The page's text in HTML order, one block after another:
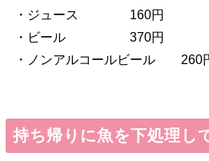
・ジュース 160円
・ビール 370円
・ノンアルコールビール 260
持ち帰りに魚を下処理し